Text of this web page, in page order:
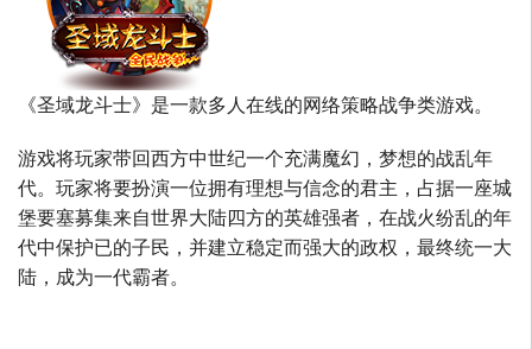
《圣域龙斗士》是一款多人在线的网络策略战争类游戏。
游戏将玩家带回西方中世纪一个充满魔幻，梦想的战乱年
代。玩家将要扮演一位拥有理想与信念的君主，占据一座城
堡要塞募集来自世界大陆四方的英雄强者，在战火纷乱的年
代中保护已的子民，并建立稳定而强大的政权，最终统一大
陆，成为一代霸者。